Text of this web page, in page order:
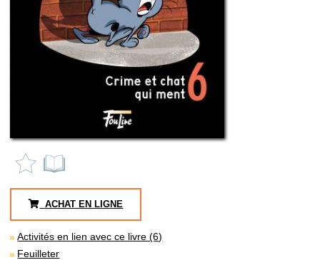
ACHAT EN LIGNE
Activités en lien avec ce livre (6)
Feuilleter